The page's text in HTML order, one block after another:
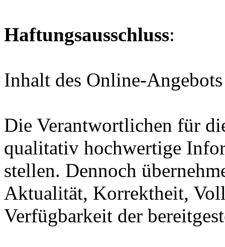
Haftungsausschluss:
Inhalt des Online-Angebots
Die Verantwortlichen für
qualitativ hochwertige
stellen. Dennoch
Aktualität, Korrektheit,
Verfügbarkeit der